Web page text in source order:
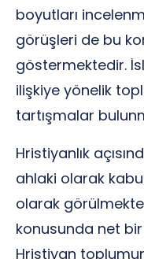
boyutları
görüşleri de bu
göstermektedir.
ilişkiye yönelik
tartışmalar
Hristiyanlık
ahlaki olarak
olarak
konusunda net
Hristiyan